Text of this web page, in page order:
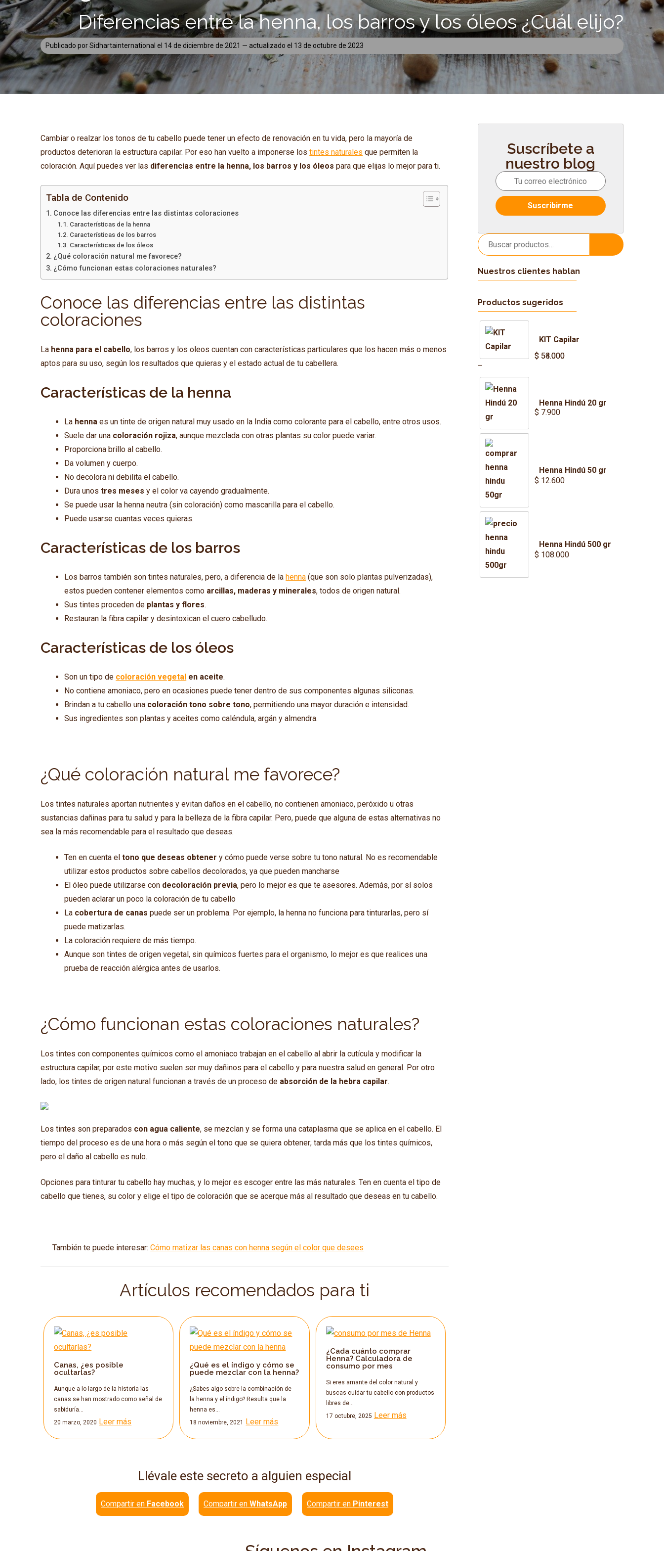
Diferencias entre la henna, los barros y los óleos ¿Cuál elijo?
Publicado porSidhartainternational el 14 de diciembre de 2021 — actualizado el 13 de octubre de 2023
Cambiar o realzar los tonos de tu cabello puede tener un efecto de renovación en tu vida, pero la mayoría de
productos deterioran la estructura capilar. Por eso han vuelto a imponerse lostintes naturales que permiten la
coloración. Aquí puedes ver las diferencias entre la henna, los barros y los óleospara que elijas lo mejor para ti.
Tabla de Contenido
Conoce las diferencias entre las distintas coloraciones
Características de la henna
Características de los barros
Características de los óleos
¿Qué coloración natural me favorece?
¿Cómo funcionan estas coloraciones naturales?
Conoce las diferencias entre las distintas
coloraciones
La henna para el cabello, los barros y los oleos cuentan con características particulares que los hacen más o menos
aptos para su uso, según los resultados que quieras y el estado actual de tu cabellera.
Características de la henna
La henna es un tinte de origen natural muy usado en la India como colorante para el cabello, entre otros usos.
Suele dar una coloración rojiza, aunque mezclada con otras plantas su color puede variar.
Proporciona brillo al cabello.
Da volumen y cuerpo.
No decolora ni debilita el cabello.
Dura unostres meses y el color va cayendo gradualmente.
Se puede usar la henna neutra (sin coloración) como mascarilla para el cabello.
Puede usarse cuantas veces quieras.
Características de los barros
Los barros también son tintes naturales, pero, a diferencia de lahenna (que son solo plantas pulverizadas),
estos pueden contener elementos como arcillas, maderas y minerales, todos de origen natural.
Sus tintes proceden de plantas y flores.
Restauran la fibra capilar y desintoxican el cuero cabelludo.
Características de los óleos
Son un tipo de coloración vegetal en aceite.
No contiene amoniaco, pero en ocasiones puede tener dentro de sus componentes algunas siliconas.
Brindan a tu cabello una coloración tono sobre tono, permitiendo una mayor duración e intensidad.
Sus ingredientes son plantas y aceites como caléndula, argán y almendra.
¿Qué coloración natural me favorece?
Los tintes naturales aportan nutrientes y evitan daños en el cabello, no contienen amoniaco, peróxido u otras
sustancias dañinas para tu salud y para la belleza de la fibra capilar. Pero, puede que alguna de estas alternativas no
sea la más recomendable para el resultado que deseas.
Ten en cuenta eltono que deseas obtener y cómo puede verse sobre tu tono natural. No es recomendable
utilizar estos productos sobre cabellos decolorados, ya que pueden mancharse
El óleo puede utilizarse con decoloración previa, pero lo mejor es que te asesores. Además, por sí solos
pueden aclarar un poco la coloración de tu cabello
La cobertura de canaspuede ser un problema. Por ejemplo, la henna no funciona para tinturarlas, pero sí
puede matizarlas.
La coloración requiere de más tiempo.
Aunque son tintes de origen vegetal, sin químicos fuertes para el organismo, lo mejor es que realices una
prueba de reacción alérgica antes de usarlos.
¿Cómo funcionan estas coloraciones naturales?
Los tintes con componentes químicos como el amoniaco trabajan en el cabello al abrir la cutícula y modificar la
estructura capilar, por este motivo suelen ser muy dañinos para el cabello y para nuestra salud en general. Por otro
lado, los tintes de origen natural funcionan a través de un proceso de absorción de la hebra capilar.
Los tintes son preparados con agua caliente, se mezclan y se forma una cataplasma que se aplica en el cabello. El
tiempo del proceso es de una hora o más según el tono que se quiera obtener; tarda más que los tintes químicos,
pero el daño al cabello es nulo.
Opciones para tinturar tu cabello hay muchas, y lo mejor es escoger entre las más naturales. Ten en cuenta el tipo de
cabello que tienes, su color y elige el tipo de coloración que se acerque más al resultado que deseas en tu cabello.
También te puede interesar:Cómo matizar las canas con henna según el color que desees
Artículos recomendados para ti
Canas, ¿es posible
ocultarlas?
Aunque a lo largo de la historia las
canas se han mostrado como señal de
sabiduría…
20 marzo, 2020 Leer más
¿Qué es el índigo y cómo se
puede mezclar con la henna?
¿Sabes algo sobre la combinación de
la henna y el índigo? Resulta que la
henna es…
18 noviembre, 2021
Leer más
¿Cada cuánto comprar
Henna? Calculadora de
consumo por mes
Si eres amante del color natural y
buscas cuidar tu cabello con productos
libres de…
17 octubre, 2025 Leer más
Llévale este secreto a alguien especial
Compartir en Facebook Compartir enWhatsApp Compartir en Pinterest
Suscríbete a
nuestro blog
Buscar
por:
Nuestros clientes hablan
Productos sugeridos
KIT Capilar
$54.000
–
$58.000
Price
range:
$ 54.000
through
$ 58.000
Henna Hindú 20 gr
$ 7.900
Henna Hindú 50 gr
$ 12.600
Henna Hindú 500 gr
$ 108.000